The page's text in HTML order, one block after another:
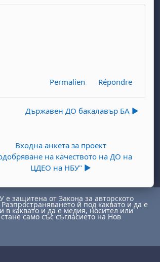
Permalien Répondre
Държавен ДО бакалавър БА ▶︎
Входна анкета за проект
на качеството на ДО на
ЦДЕО на НБУ" ▶︎
защитена от Закона за авторското
й под каквато и да е
в каквато и да е медия, носител или
само със съгласието на Нов